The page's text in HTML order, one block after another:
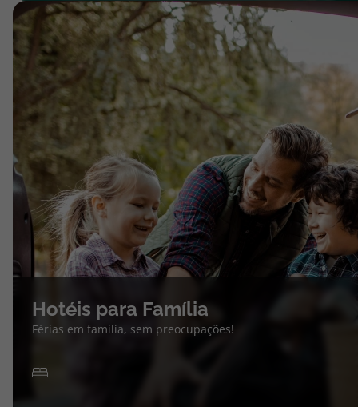
Hotéis para Família
Férias em família, sem preocupações!